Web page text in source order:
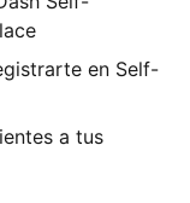
en Self-
a tus